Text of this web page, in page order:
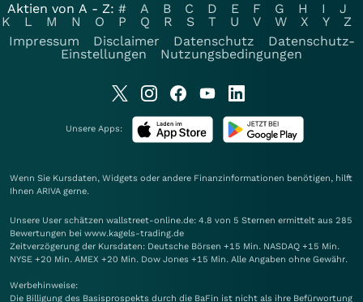
Aktien von A - Z: # A B C D E F G H I
J
K
L M N O P Q R S T U V W X Y
Z
Impressum
Disclaimer Datenschutz
Datenschutz-
Einstellungen
Nutzungsbedingungen
Unsere Apps:
Wenn Sie Kursdaten, Widgets oder andere Finanzinformationen benötigen, hilft
Ihnen ARIVA gerne.
Unsere User schätzen wallstreet-online.de: 4.8 von 5 Sternen ermittelt aus 285
Bewertungen bei www.kagels-trading.de
Zeitverzögerung der Kursdaten: Deutsche Börsen +15 Min. NASDAQ +15 Min.
NYSE +20 Min. AMEX +20 Min. Dow Jones +15 Min. Alle Angaben ohne Gewähr.
Werbehinweise:
Die Billigung des Basisprospekts durch die BaFin ist nicht als ihre Befürwortung